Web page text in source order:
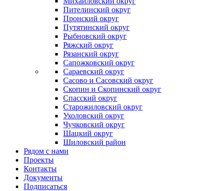
Пителинский округ
Пронский округ
Путятинский округ
Рыбновский округ
Ряжский округ
Рязанский округ
Сапожковский округ
Сараевский округ
Сасово и Сасовский округ
Скопин и Скопинский округ
Спасский округ
Старожиловский округ
Ухоловский округ
Чучковский округ
Шацкий округ
Шиловский район
Рядом с нами
Проекты
Контакты
Документы
Подписаться